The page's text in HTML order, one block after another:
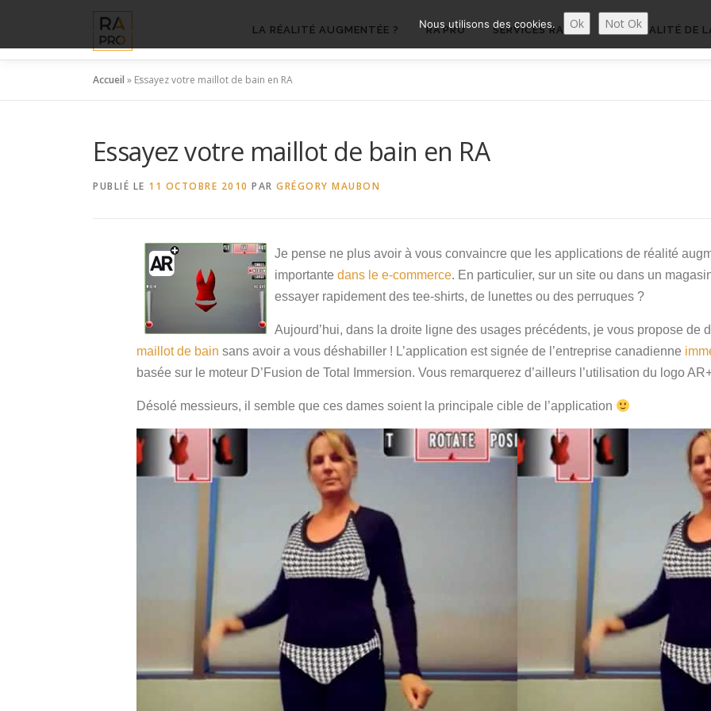
contenu
LA RÉALITÉ AUGMENTÉE ? RA’PRO SERVICES RA’PRO ACTUALITÉ DE
Accueil » Essayez votre maillot de bain en RA
Essayez votre maillot de bain en RA
PUBLIÉ LE 11 OCTOBRE 2010 PAR GRÉGORY MAUBON
Je pense ne plus avoir à vous convaincre que les applications de réalité
importante dans le e-commerce. En particulier, sur un site ou dans un
essayer rapidement des tee-shirts, de lunettes ou des perruques ?
Aujourd’hui, dans la droite ligne des usages précédents, je vous propose de
maillot de bain sans avoir a vous déshabiller ! L’application est signée de l’entreprise canadienne
basée sur le moteur D’Fusion de Total Immersion. Vous remarquerez d’ailleurs l’utilisation du logo
Désolé messieurs, il semble que ces dames soient la principale cible de l’application
Nous utilisons des cookies. Ok Not Ok